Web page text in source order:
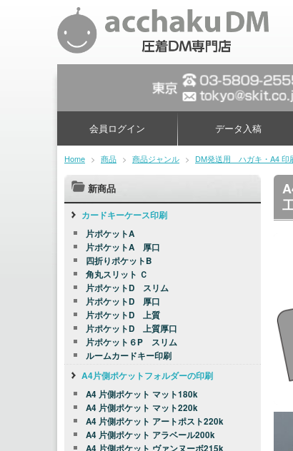
会員ログイン データ入稿
Home > 商品 > 商品ジャンル > DM発送用 ハガキ・A4 印
新商品
カードキーケース印刷
片ポケットA
片ポケットA 厚口
四折りポケットB
角丸スリット Ｃ
片ポケットD スリム
片ポケットD 厚口
片ポケットD 上質
片ポケットD 上質厚口
片ポケット６P スリム
ルームカードキー印刷
A4片側ポケットフォルダーの印刷
A4 片側ポケット マット180k
A4 片側ポケット マット220k
A4 片側ポケット アートポスト220k
A4 片側ポケット アラベール200k
A4 片側ポケット ヴァンヌーボ215k